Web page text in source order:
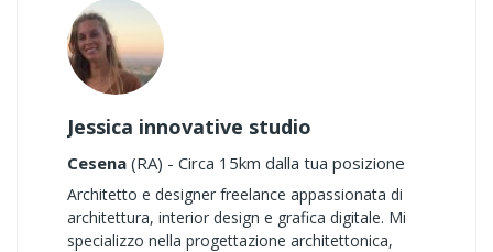
Jessica innovative studio
Cesena (RA) - Circa 15km dalla tua posizione
Architetto e designer freelance appassionata di
architettura, interior design e grafica digitale. Mi
specializzo nella progettazione architettonica,